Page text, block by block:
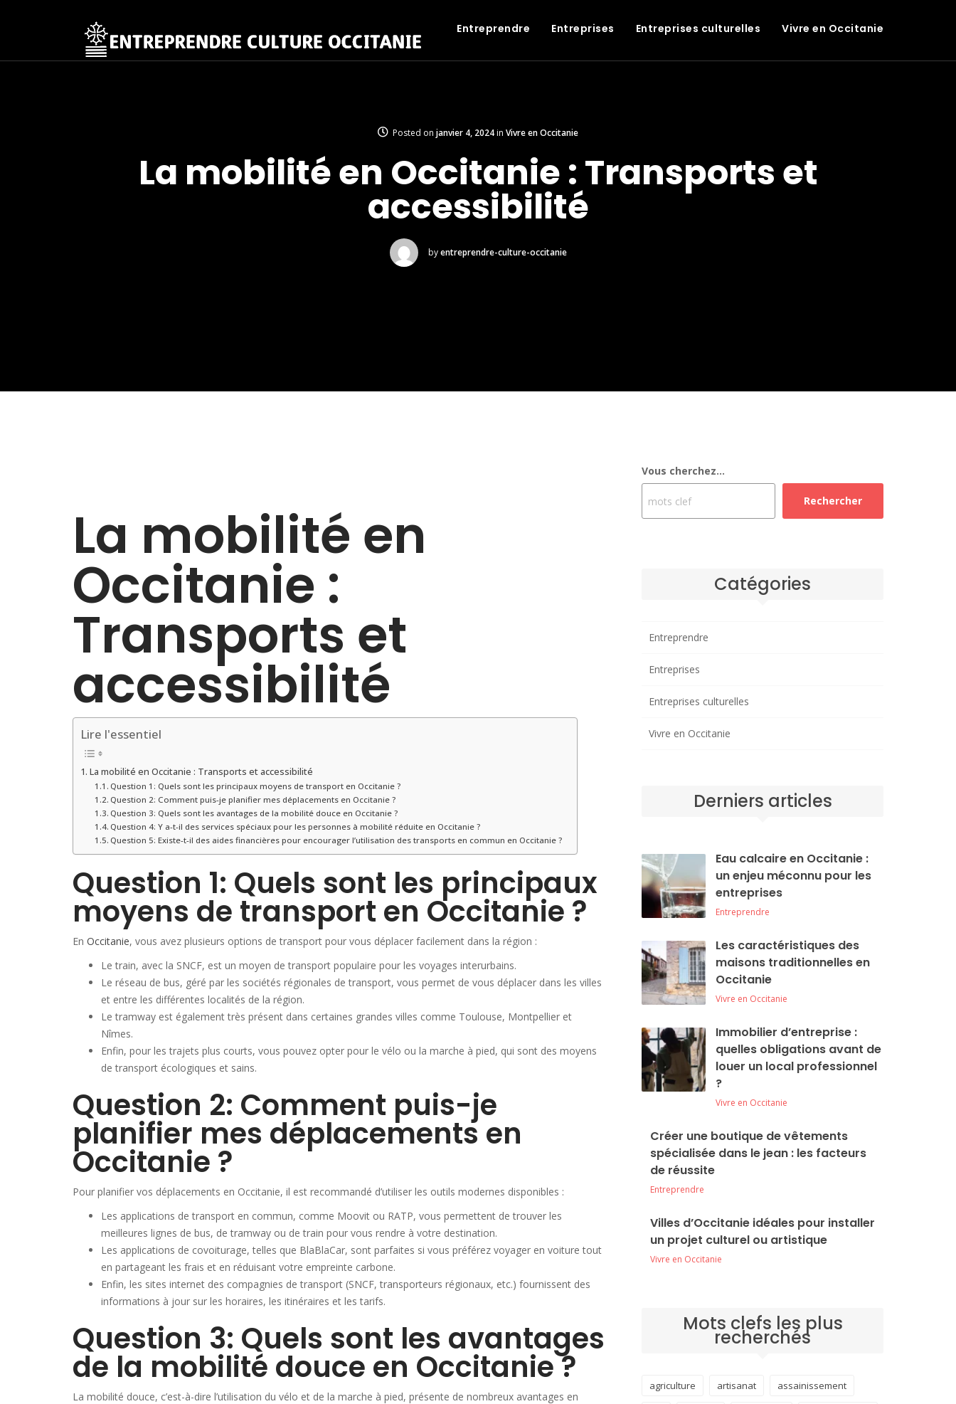
Entreprendre Entreprises Entreprises culturelles Vivre en Occitanie
Posted on janvier 4, 2024in Vivre en Occitanie
La mobilité en Occitanie : Transports et
accessibilité
by entreprendre-culture-occitanie
La mobilité en
Occitanie :
Transports et
accessibilité
Lire l'essentiel
La mobilité en Occitanie : Transports et accessibilité
Question 1: Quels sont les principaux moyens de transport en Occitanie ?
Question 2: Comment puis-je planifier mes déplacements en Occitanie ?
Question 3: Quels sont les avantages de la mobilité douce en Occitanie ?
Question 4: Y a-t-il des services spéciaux pour les personnes à mobilité réduite en Occitanie ?
Question 5: Existe-t-il des aides financières pour encourager l’utilisation des transports en commun en Occitanie ?
Question 1: Quels sont les principaux
moyens de transport en Occitanie ?
En Occitanie, vous avez plusieurs options de transport pour vous déplacer facilement dans la région :
Le train, avec la SNCF, est un moyen de transport populaire pour les voyages interurbains.
Le réseau de bus, géré par les sociétés régionales de transport, vous permet de vous déplacer dans les villes
et entre les différentes localités de la région.
Le tramway est également très présent dans certaines grandes villes comme Toulouse, Montpellier et
Nîmes.
Enfin, pour les trajets plus courts, vous pouvez opter pour le vélo ou la marche à pied, qui sont des moyens
de transport écologiques et sains.
Question 2: Comment puis-je
planifier mes déplacements en
Occitanie ?
Pour planifier vos déplacements en Occitanie, il est recommandé d’utiliser les outils modernes disponibles :
Les applications de transport en commun, comme Moovit ou RATP, vous permettent de trouver les
meilleures lignes de bus, de tramway ou de train pour vous rendre à votre destination.
Les applications de covoiturage, telles que BlaBlaCar, sont parfaites si vous préférez voyager en voiture tout
en partageant les frais et en réduisant votre empreinte carbone.
Enfin, les sites internet des compagnies de transport (SNCF, transporteurs régionaux, etc.) fournissent des
informations à jour sur les horaires, les itinéraires et les tarifs.
Question 3: Quels sont les avantages
de la mobilité douce en Occitanie ?
La mobilité douce, c’est-à-dire l’utilisation du vélo et de la marche à pied, présente de nombreux avantages en
Vous cherchez...
Rechercher
Catégories
Entreprendre
Entreprises
Entreprises culturelles
Vivre en Occitanie
Derniers articles
Eau calcaire en Occitanie :
un enjeu méconnu pour les
entreprises
Entreprendre
Les caractéristiques des
maisons traditionnelles en
Occitanie
Vivre en Occitanie
Immobilier d’entreprise :
quelles obligations avant de
louer un local professionnel
?
Vivre en Occitanie
Créer une boutique de vêtements
spécialisée dans le jean : les facteurs
de réussite
Entreprendre
Villes d’Occitanie idéales pour installer
un projet culturel ou artistique
Vivre en Occitanie
Mots clefs les plus
recherchés
agriculture artisanat assainissement